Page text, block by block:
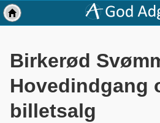
Birkerød
Hovedindgang
billetsalg